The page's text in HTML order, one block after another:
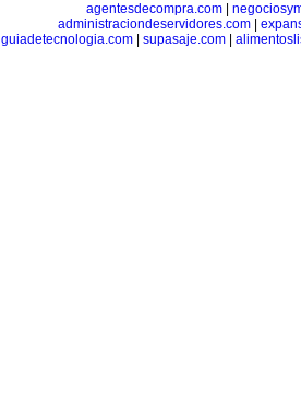
agentesdecompra.com|
administraciondeservidores.com
guiadetecnologia.com
supasaje.com